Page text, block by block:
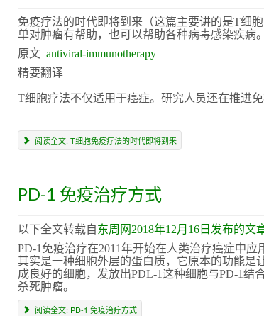
免疫疗法的时代即将到来（这篇主要讲的是T细
单对肿瘤有帮助，也可以帮助各种病毒感染疾病。
原文antiviral-immunotherapy
精要翻译
T细胞疗法不仅适用于癌症。研究人员还在推进
阅读全文: T细胞免疫疗法的时代即将到来
PD-1 免疫治疗方式
以下全文转载自东周网2018年12月16日发布的文
PD-1免疫治疗在2011年开始在人类治疗癌症中
其实是一种细胞外层的蛋白质，它原本的功能是
成良好的细胞，发放出PDL-1这种细胞与PD-1结
杀死肿瘤。
阅读全文: PD-1 免疫治疗方式